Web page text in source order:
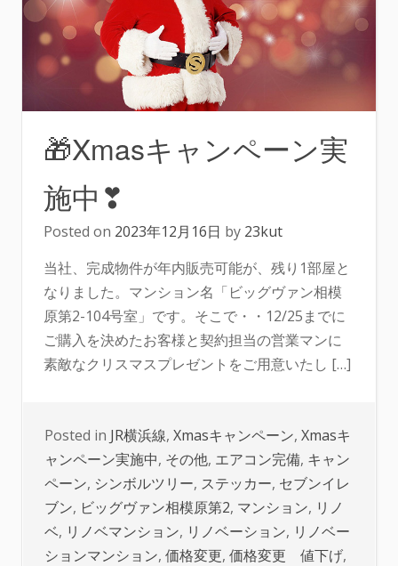
🎁Xmasキャンペーン実
施中❣
Posted on 2023年12月16日 by 23kut
当社、完成物件が年内販売可能が、残り1部屋と
なりました。マンション名「ビッグヴァン相模
原第2-104号室」です。そこで・・12/25までに
ご購入を決めたお客様と契約担当の営業マンに
素敵なクリスマスプレゼントをご用意いたし […]
Posted in JR横浜線, Xmasキャンペーン, Xmasキ
ャンペーン実施中, その他, エアコン完備, キャン
ペーン, シンボルツリー, ステッカー, セブンイレ
ブン, ビッグヴァン相模原第2, マンション, リノ
ベ, リノベマンション, リノベーション, リノベー
ションマンション, 価格変更, 価格変更 値下げ,